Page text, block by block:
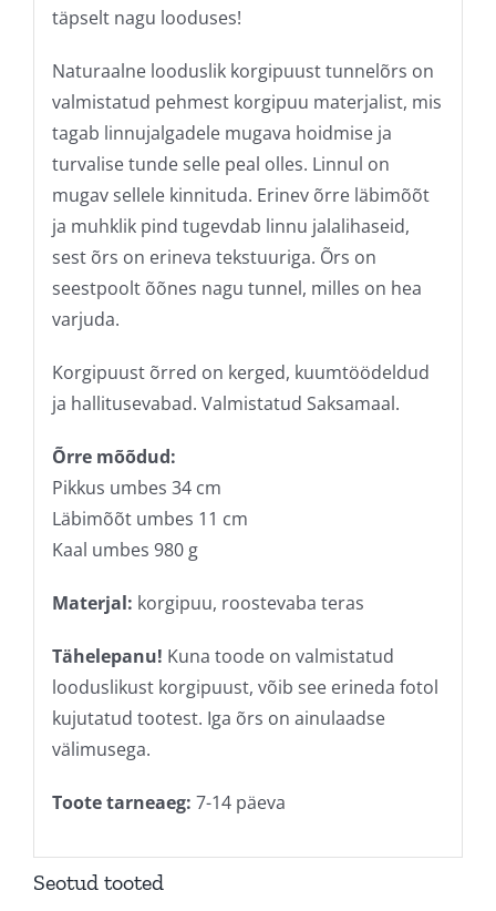
täpselt nagu looduses!
Naturaalne looduslik korgipuust tunnelõrs on
valmistatud pehmest korgipuu materjalist, mis
tagab linnujalgadele mugava hoidmise ja
turvalise tunde selle peal olles. Linnul on
mugav sellele kinnituda. Erinev õrre läbimõõt
ja muhklik pind tugevdab linnu jalalihaseid,
sest õrs on erineva tekstuuriga. Õrs on
seestpoolt õõnes nagu tunnel, milles on hea
varjuda.
Korgipuust õrred on kerged, kuumtöödeldud
ja hallitusevabad. Valmistatud Saksamaal.
Õrre mõõdud:
Pikkus umbes 34 cm
Läbimõõt umbes 11 cm
Kaal umbes 980 g
Materjal: korgipuu, roostevaba teras
Tähelepanu! Kuna toode on valmistatud
looduslikust korgipuust, võib see erineda fotol
kujutatud tootest. Iga õrs on ainulaadse
välimusega.
Toote tarneaeg: 7-14 päeva
Seotud tooted